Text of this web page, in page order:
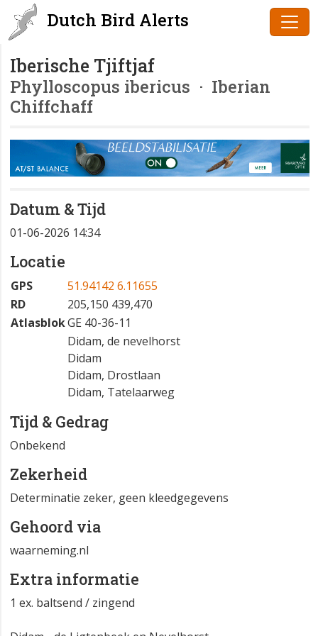
Dutch Bird Alerts
Iberische Tjiftjaf
Phylloscopus ibericus · Iberian
Chiffchaff
Datum & Tijd
01-06-2026 14:34
Locatie
GPS
51.94142 6.11655
RD
205,150 439,470
AtlasblokGE 40-36-11
Didam, de nevelhorst
Didam
Didam, Drostlaan
Didam, Tatelaarweg
Tijd & Gedrag
Onbekend
Zekerheid
Determinatie zeker, geen kleedgegevens
Gehoord via
waarneming.nl
Extra informatie
1 ex. baltsend / zingend